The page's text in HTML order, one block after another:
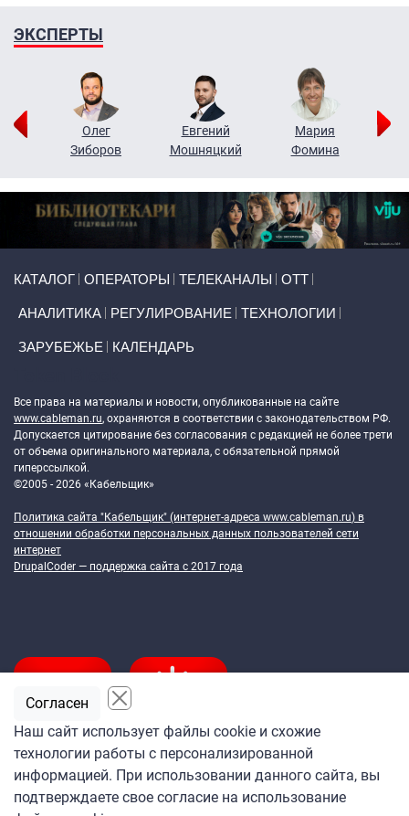
ЭКСПЕРТЫ
Олег
Зиборов
Евгений
Мошняцкий
Мария
Фомина
КАТАЛОГ ОПЕРАТОРЫ ТЕЛЕКАНАЛЫ ОТТ
АНАЛИТИКА РЕГУЛИРОВАНИЕ ТЕХНОЛОГИИ
ЗАРУБЕЖЬЕ КАЛЕНДАРЬ
Все права на материалы и новости, опубликованные на сайте
www.cableman.ru, охраняются в соответствии с законодательством РФ.
Допускается цитирование без согласования с редакцией не более трети
от объема оригинального материала, с обязательной прямой
гиперссылкой.
©2005 - 2026 «Кабельщик»
Политика сайта "Кабельщик" (интернет-адреса www.cableman.ru) в
отношении обработки персональных данных пользователей сети
интернет
DrupalCoder — поддержка сайта c 2017 года
Подпишитесь
на ежедневную рассылку
«Кабельщика»
Наш сайт использует файлы cookie и схожие
технологии работы с персонализированной
информацией. При использовании данного сайта, вы
подтверждаете свое согласие на использование
Согласен